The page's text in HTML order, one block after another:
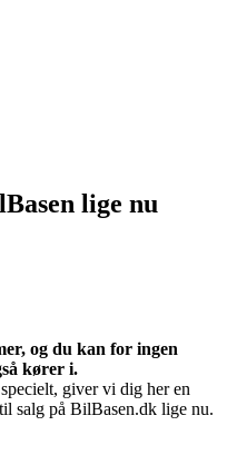
lige nu
og du kan for ingen
kører i.
giver vi dig her en
salg på BilBasen.dk lige nu.